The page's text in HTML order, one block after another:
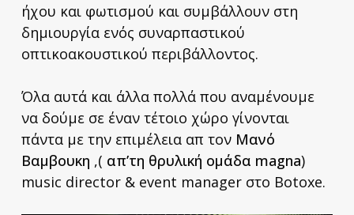
ήχου και φωτισμού και συμβάλλουν στη
δημιουργία ενός συναρπαστικού
οπτικοακουστικού περιβάλλοντος.
Όλα αυτά και άλλα πολλά που αναμένουμε
να δούμε σε έναν τέτοιο χώρο γίνονται
πάντα με την επιμέλεια απ τον Μανό
Βαμβουκη ,( απ’τη θρυλική ομάδα magna)
music director & event manager στο Botoxe.